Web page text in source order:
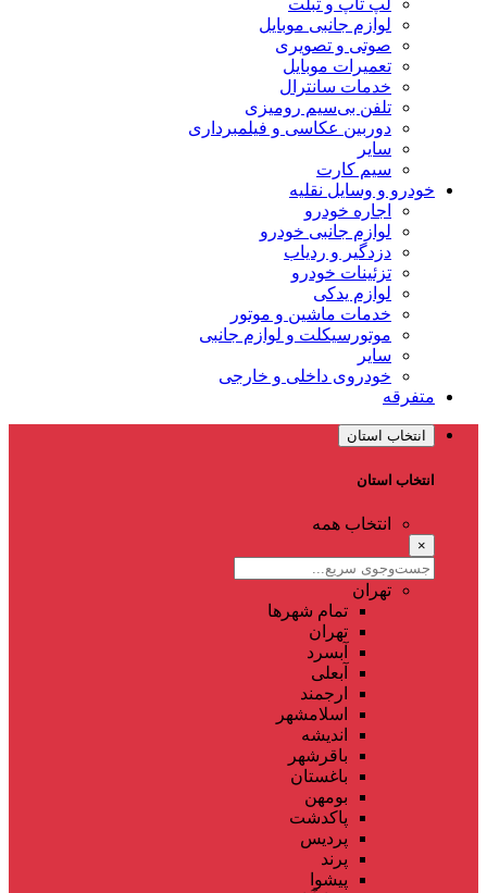
لپ تاپ و تبلت
لوازم جانبی موبایل
صوتی و تصویری
تعمیرات موبایل
خدمات سانترال
تلفن بی‌سیم رومیزی
دوربین عکاسی و فیلمبرداری
سایر
سیم کارت
خودرو و وسایل نقلیه
اجاره خودرو
لوازم جانبی خودرو
دزدگیر و ردیاب
تزئینات خودرو
لوازم یدکی
خدمات ماشین و موتور
موتورسیکلت و لوازم جانبی
سایر
خودروی داخلی و خارجی
متفرقه
انتخاب استان
انتخاب استان
انتخاب همه
×
تهران
تمام شهر‌ها
تهران
آبسرد
آبعلی
ارجمند
اسلامشهر
اندیشه
باقرشهر
باغستان
بومهن
پاکدشت
پردیس
پرند
پیشوا